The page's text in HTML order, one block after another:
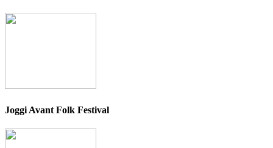
Joggi Avant Folk Festival